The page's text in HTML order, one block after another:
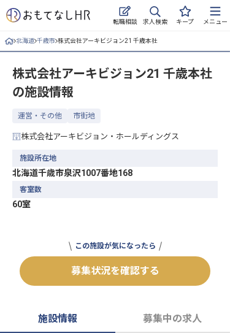
転職相談 求人検索 キープ メニュー
ログイン
求人・施設を探す
おもてなしHRについて
ご利用の流れ
ホテル・宿泊業界情報コラム
北海道 千歳市 株式会社アーキビジョン21 千歳本社
株式会社アーキビジョン21 千歳本社
の施設情報
運営・その他 市街地
株式会社アーキビジョン・ホールディングス
施設所在地
北海道千歳市泉沢1007番地168
客室数
60室
この施設が気になったら
募集状況を確認する
施設情報 募集中の求人